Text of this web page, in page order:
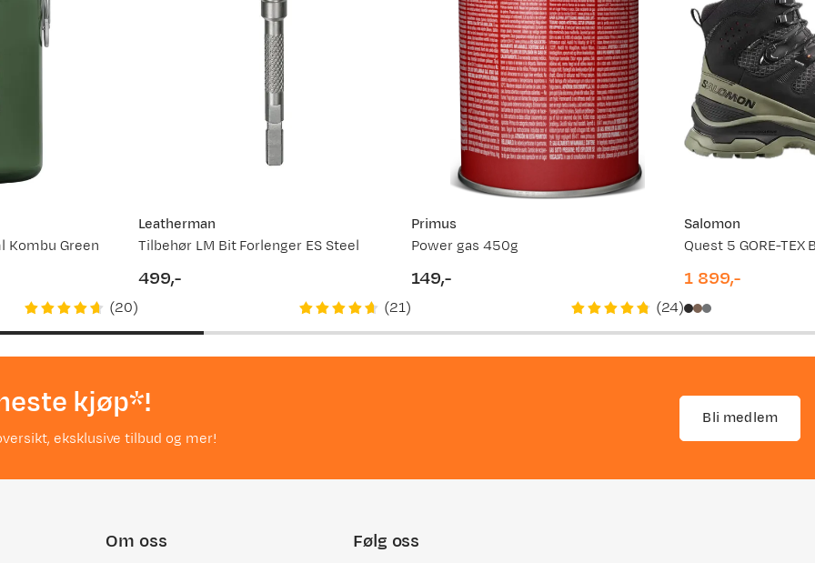
godt på et ildstål.
Kombu Green
(20)
Leatherman
Tilbehør LM Bit Forlenger ES Steel
499,-
(21)
Primus
Power gas 450g
149,-
(24)
Salomon
1 899,-
kjøp*!
eksklusive tilbud og mer!
Bli medlem
Om oss Følg oss